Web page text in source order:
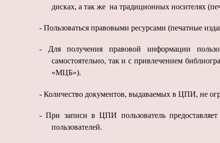
дисках, а так же на традиционных носителях
- Пользоваться правовыми ресурсами (печатные
-
Для получения правовой информации
самостоятельно, так и с привлечением
«МЦБ»).
- Количество документов, выдаваемых в ЦПИ, не
- При записи в ЦПИ пользователь
пользователей.